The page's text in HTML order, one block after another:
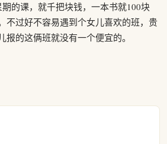
的课，就千把块钱，一本书就100块
不过好不容易遇到个女儿喜欢的班，贵
报的这俩班就没有一个便宜的。